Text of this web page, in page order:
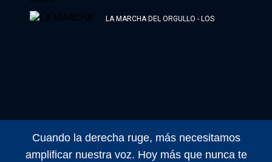
LA MARCHA DEL ORGULLO - LOS
2022/9/2
Cuando la derecha ruge, más necesitamos
amplificar nuestra voz. Hoy más que nunca te